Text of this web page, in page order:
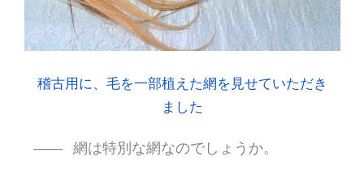
稽古用に、毛を一部植えた網を見せていただき
ました
網は特別な網なのでしょうか。